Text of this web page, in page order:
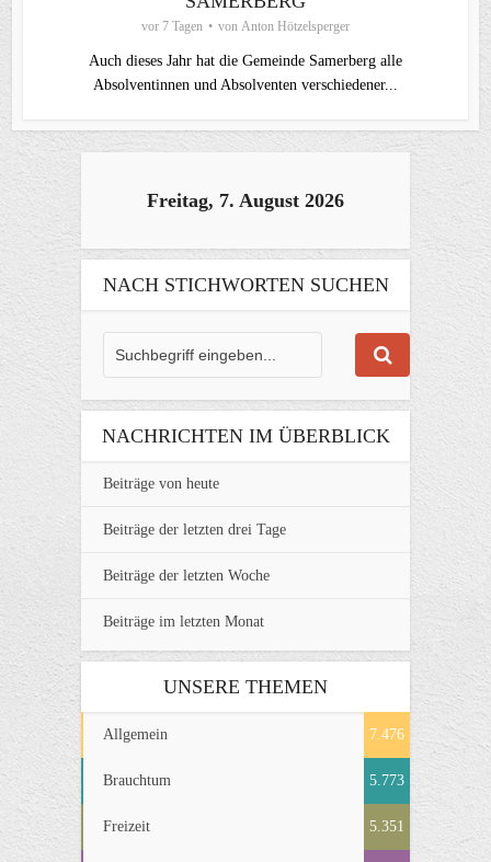
vor 7 Tagen von Anton Hötzelsperger
Auch dieses Jahr hat die Gemeinde Samerberg alle
Absolventinnen und Absolventen verschiedener...
Freitag, 7. August 2026
NACH STICHWORTEN SUCHEN
NACHRICHTEN IM ÜBERBLICK
Beiträge von heute
Beiträge der letzten drei Tage
Beiträge der letzten Woche
Beiträge im letzten Monat
UNSERE THEMEN
Allgemein 7.476
Brauchtum 5.773
Freizeit 5.351